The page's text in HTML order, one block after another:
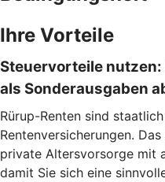
Ihre Vorteile
Steuervorteile
als Sonderausgaben
Rürup-Renten sind
Rentenversicherungen.
private Altersvorsorge mit
damit Sie sich eine